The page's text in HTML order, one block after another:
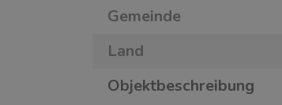
Gemeinde
Land
Objektbeschreibung